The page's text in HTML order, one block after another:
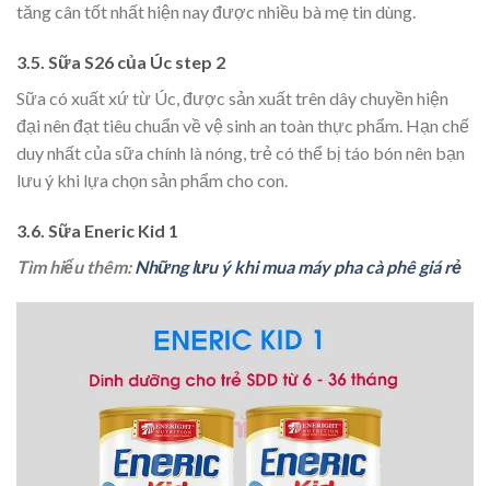
tăng cân tốt nhất hiện nay được nhiều bà mẹ tin dùng.
3.5. Sữa S26 của Úc step 2
Sữa có xuất xứ từ Úc, được sản xuất trên dây chuyền hiện
đại nên đạt tiêu chuẩn về vệ sinh an toàn thực phẩm. Hạn chế
duy nhất của sữa chính là nóng, trẻ có thể bị táo bón nên bạn
lưu ý khi lựa chọn sản phẩm cho con.
3.6. Sữa Eneric Kid 1
Tìm hiểu thêm:Những lưu ý khi mua máy pha cà phê giá rẻ